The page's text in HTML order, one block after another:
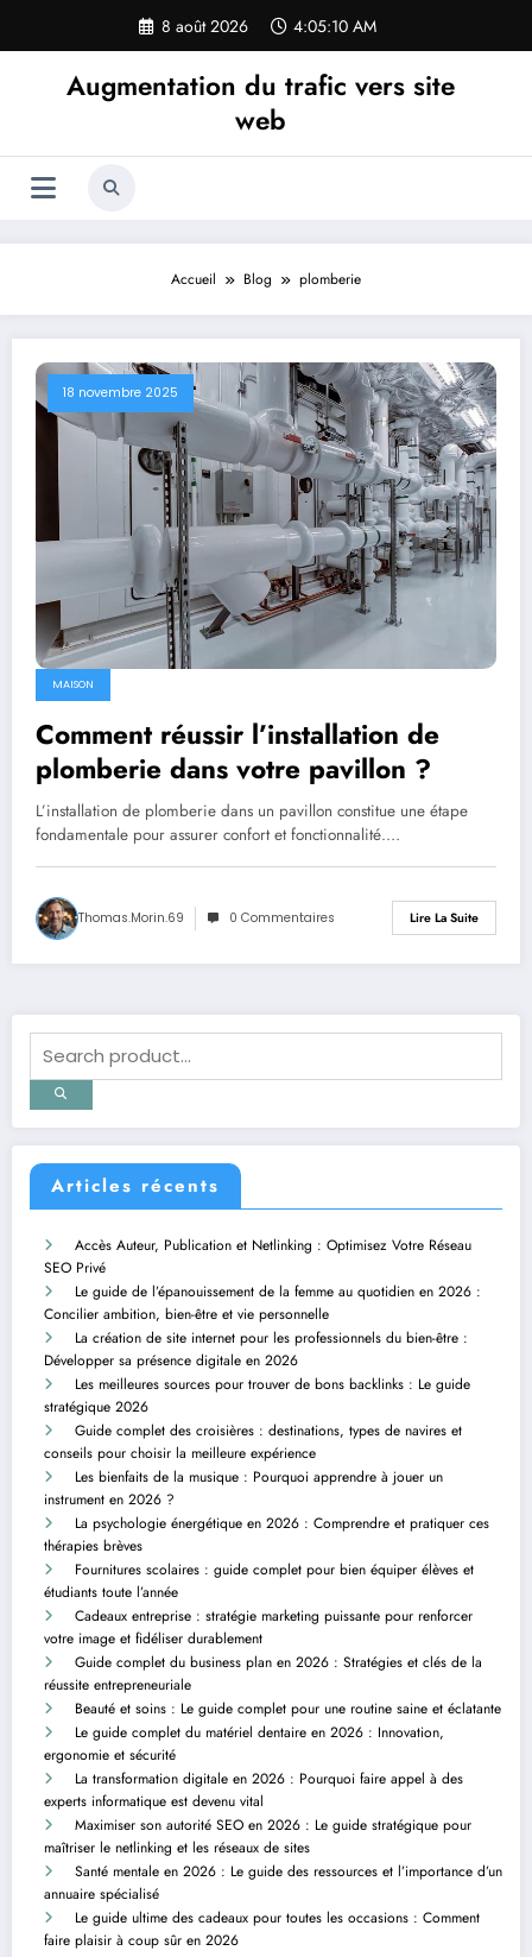
contenu
8 août 2026 4:05:11 AM
Augmentation du trafic vers site
web
Accueil Blog plomberie
18 novembre 2025
MAISON
Comment réussir l’installation de
plomberie dans votre pavillon ?
L’installation de plomberie dans un pavillon constitue une étape
fondamentale pour assurer confort et fonctionnalité.…
Thomas.Morin.69 0 Commentaires Lire La Suite
Articles récents
Accès Auteur, Publication et Netlinking : Optimisez Votre Réseau
SEO Privé
Le guide de l’épanouissement de la femme au quotidien en 2026 :
Concilier ambition, bien-être et vie personnelle
La création de site internet pour les professionnels du bien-être :
Développer sa présence digitale en 2026
Les meilleures sources pour trouver de bons backlinks : Le guide
stratégique 2026
Guide complet des croisières : destinations, types de navires et
conseils pour choisir la meilleure expérience
Les bienfaits de la musique : Pourquoi apprendre à jouer un
instrument en 2026 ?
La psychologie énergétique en 2026 : Comprendre et pratiquer ces
thérapies brèves
Fournitures scolaires : guide complet pour bien équiper élèves et
étudiants toute l’année
Cadeaux entreprise : stratégie marketing puissante pour renforcer
votre image et fidéliser durablement
Guide complet du business plan en 2026 : Stratégies et clés de la
réussite entrepreneuriale
Beauté et soins : Le guide complet pour une routine saine et éclatante
Le guide complet du matériel dentaire en 2026 : Innovation,
ergonomie et sécurité
La transformation digitale en 2026 : Pourquoi faire appel à des
experts informatique est devenu vital
Maximiser son autorité SEO en 2026 : Le guide stratégique pour
maîtriser le netlinking et les réseaux de sites
Santé mentale en 2026 : Le guide des ressources et l’importance d’un
annuaire spécialisé
Le guide ultime des cadeaux pour toutes les occasions : Comment
faire plaisir à coup sûr en 2026